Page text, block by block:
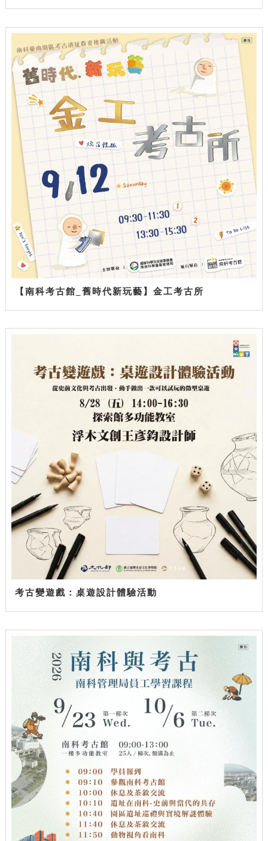
【南科考古館_舊時代新玩藝】金工考古所
考古變遊戲：桌遊設計體驗活動